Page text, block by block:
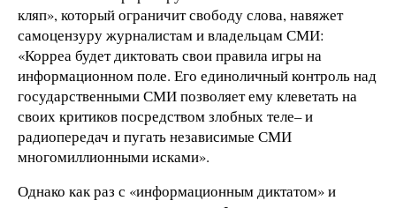
кляп», который ограничит свободу слова, навяжет
самоцензуру журналистам и владельцам СМИ:
«Корреа будет диктовать свои правила игры на
информационном поле. Его единоличный контроль над
государственными СМИ позволяет ему клеветать на
своих критиков посредством злобных теле– и
радиопередач и пугать независимые СМИ
многомиллионными исками».
Однако как раз с «информационным диктатом» и